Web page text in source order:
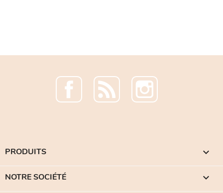
Facebook Rss Instagram
PRODUITS 
NOTRE SOCIÉTÉ 